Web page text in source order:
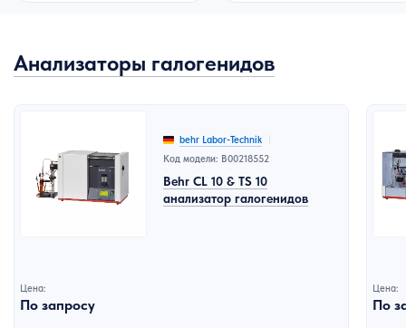
Анализаторы галогенидов
behr Labor-Technik
Код модели: B00218552
Behr CL 10 & TS 10
анализатор галогенидов
Цена:
По запросу
Цена:
По